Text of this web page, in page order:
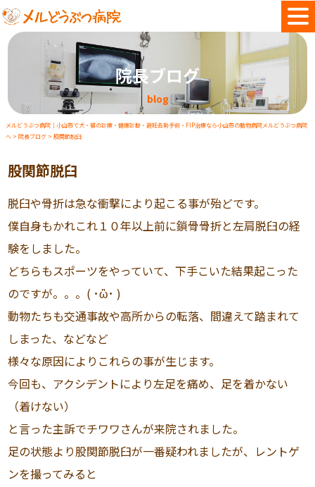
院長ブログ
blog
メルどうぶつ病院｜小山市で犬・猫の診療・健康診断・避妊去勢手術・FIP治療なら小山市の動物病院メルどうぶつ病院
へ > 院長ブログ > 股関節脱臼
股関節脱臼
脱臼や骨折は急な衝撃により起こる事が殆どです。
僕自身もかれこれ１０年以上前に鎖骨骨折と左肩脱臼の経
験をしました。
どちらもスポーツをやっていて、下手こいた結果起こった
のですが。。。( ･ὢ･ )
動物たちも交通事故や高所からの転落、間違えて踏まれて
しまった、などなど
様々な原因によりこれらの事が生じます。
今回も、アクシデントにより左足を痛め、足を着かない
（着けない）
と言った主訴でチワワさんが来院されました。
足の状態より股関節脱臼が一番疑われましたが、レントゲ
ンを撮ってみると